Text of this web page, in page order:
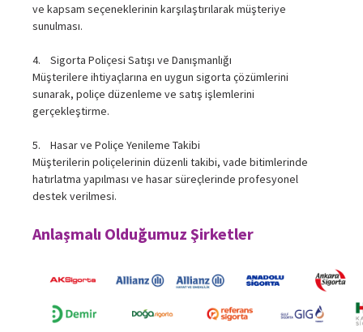
ve kapsam seçeneklerinin karşılaştırılarak müşteriye
sunulması.
4. Sigorta Poliçesi Satışı ve Danışmanlığı
Müşterilere ihtiyaçlarına en uygun sigorta çözümlerini
sunarak, poliçe düzenleme ve satış işlemlerini
gerçekleştirme.
5. Hasar ve Poliçe Yenileme Takibi
Müşterilerin poliçelerinin düzenli takibi, vade bitimlerinde
hatırlatma yapılması ve hasar süreçlerinde profesyonel
destek verilmesi.
Anlaşmalı Olduğumuz Şirketler